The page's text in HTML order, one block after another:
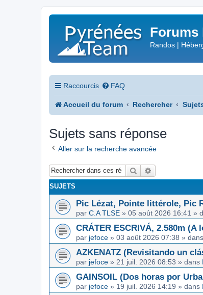
Forums
Randos |
Raccourcis FAQ
Accueil du forum Rechercher
Sujets sans réponse
Aller sur la recherche avancée
Rechercher
SUJETS
Pic Lézat, Pointe littérole, Pic
par C.A TLSE » 05 août 2026 16:41 »
CRÁTER ESCRIVÁ, 2.580m
par jefoce » 03 août 2026 07:38 » dans
AZKENATZ (Revisitando un
par jefoce » 21 juil. 2026 08:53 » dans
GAINSOIL (Dos horas por
par jefoce » 19 juil. 2026 14:19 » dans